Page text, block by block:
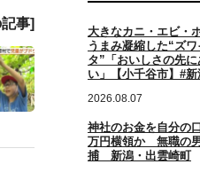
事]
大きなカニ・エビ・
うまみ凝縮した“ズ
タ”「おいしさの先
い」【小千谷市】#新
2026.08.07
神社のお金を自分の
万円横領か 無職の
捕 新潟・出雲崎町